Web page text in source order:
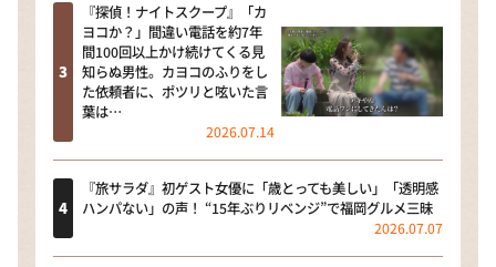
『探偵！ナイトスクープ』「カ
ヨコか？」間違い電話を約7年
間100回以上かけ続けてくる見
知らぬ男性。カヨコのふりをし
た依頼者に、ポツリと呟いた言
葉は…
2026.07.14
『旅サラダ』初ゲスト女優に「歳とっても美しい」「透明感
ハンパない」の声！ “15年ぶりリベンジ”で福岡グルメ三昧
2026.07.07